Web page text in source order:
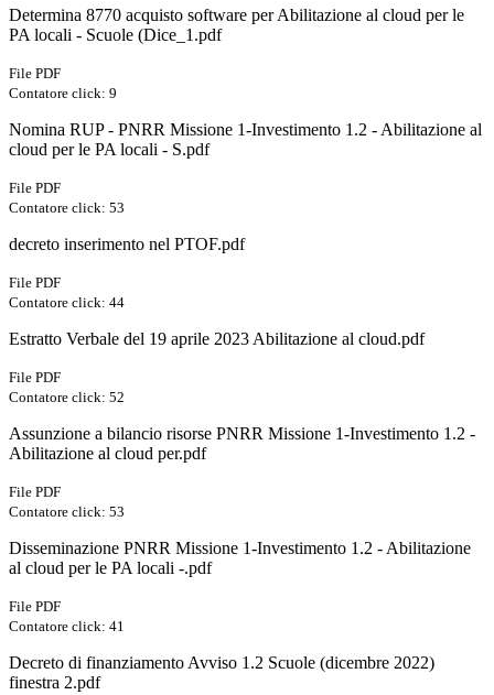
Determina 8770 acquisto software per Abilitazione al cloud per le
PA locali - Scuole (Dice_1.pdf
File PDF
Contatore click: 9
Nomina RUP - PNRR Missione 1-Investimento 1.2 - Abilitazione al
cloud per le PA locali - S.pdf
File PDF
Contatore click: 53
decreto inserimento nel PTOF.pdf
File PDF
Contatore click: 44
Estratto Verbale del 19 aprile 2023 Abilitazione al cloud.pdf
File PDF
Contatore click: 52
Assunzione a bilancio risorse PNRR Missione 1-Investimento 1.2 -
Abilitazione al cloud per.pdf
File PDF
Contatore click: 53
Disseminazione PNRR Missione 1-Investimento 1.2 - Abilitazione
al cloud per le PA locali -.pdf
File PDF
Contatore click: 41
Decreto di finanziamento Avviso 1.2 Scuole (dicembre 2022)
finestra 2.pdf